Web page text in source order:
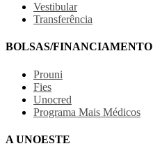
Vestibular
Transferência
BOLSAS/FINANCIAMENTO
Prouni
Fies
Unocred
Programa Mais Médicos
A UNOESTE